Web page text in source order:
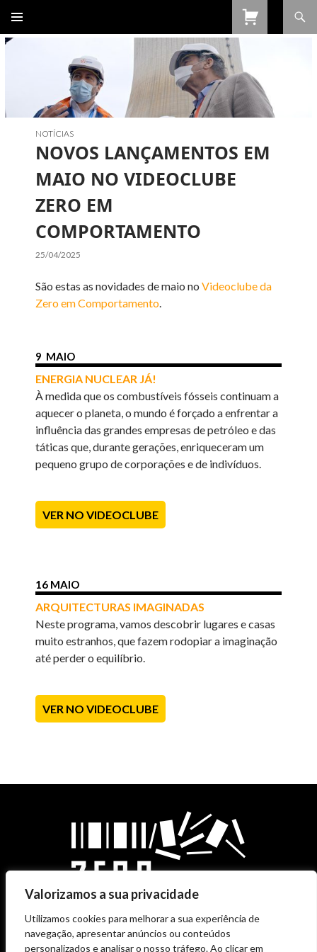
Valorizamos a sua privacidade
Utilizamos cookies para melhorar a sua experiência de
navegação, apresentar anúncios ou conteúdos
personalizados e analisar o nosso tráfego. Ao clicar em
PARA
NOTÍCIAS
NOVOS LANÇAMENTOS EM
MAIO NO VIDEOCLUBE
ZERO EM
COMPORTAMENTO
25/04/2025
São estas as novidades de maio noVideoclube da
Zero em Comportamento.
9 MAIO
ENERGIA NUCLEAR JÁ!
À medida que os combustíveis fósseis continuam a
aquecer o planeta, o mundo é forçado a enfrentar a
influência das grandes empresas de petróleo e das
táticas que, durante gerações, enriqueceram um
pequeno grupo de corporações e de indivíduos.
VER NO VIDEOCLUBE
16 MAIO
ARQUITECTURAS IMAGINADAS
Neste programa, vamos descobrir lugares e casas
muito estranhos, que fazem rodopiar a imaginação
até perder o equilíbrio.
VER NO VIDEOCLUBE